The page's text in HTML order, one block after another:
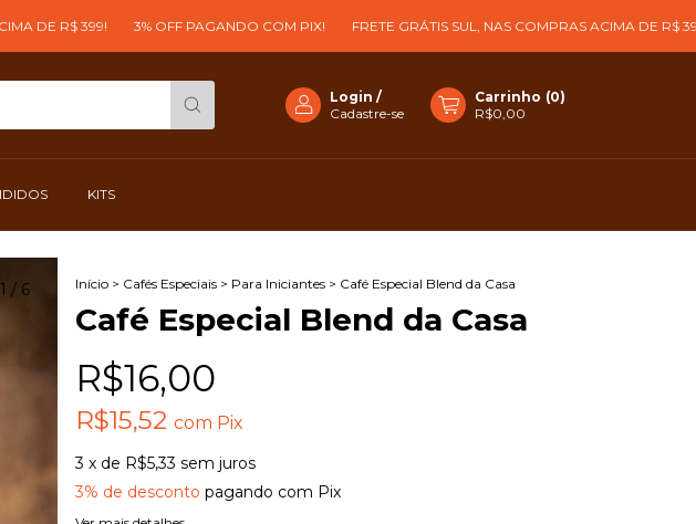
399! 3% OFF PAGANDO COM PIX! FRETE GRÁTIS SUL, NAS COMPRAS ACIMA DE R$ 399! 3%
Login /
Cadastre-se
Carrinho (0)
R$0,00
KITS
1 / 6 Início > Cafés Especiais > Para Iniciantes > Café Especial Blend da Casa
Café Especial Blend da Casa
R$16,00
R$15,52 com Pix
3 x de R$5,33 sem juros
3% de desconto pagando com Pix